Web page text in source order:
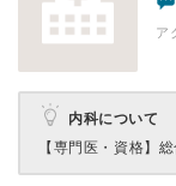
ア
内科について
【専門医・資格】